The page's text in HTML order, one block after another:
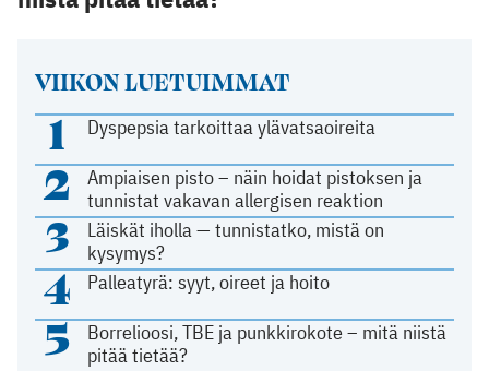
VIIKON LUETUIMMAT
1 Dyspepsia tarkoittaa ylävatsaoireita
2
Ampiaisen pisto – näin hoidat pistoksen ja
tunnistat vakavan allergisen reaktion
3
Läiskät iholla — tunnistatko, mistä on
kysymys?
4 Palleatyrä: syyt, oireet ja hoito
5
Borrelioosi, TBE ja punkkirokote – mitä niistä
pitää tietää?